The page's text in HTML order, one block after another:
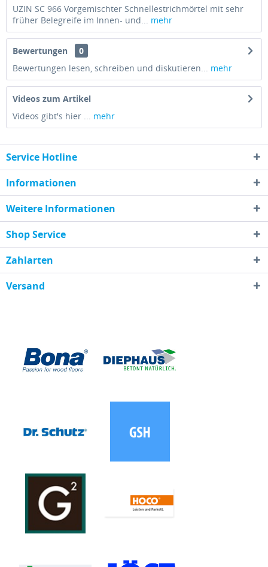
UZIN SC 966 Vorgemischter Schnellestrichmörtel mit sehr
früher Belegreife im Innen- und... mehr
Bewertungen
0
Bewertungen lesen, schreiben und diskutieren... mehr
Videos zum Artikel
Videos gibt's hier ... mehr
Service Hotline
Informationen
Weitere Informationen
Shop Service
Zahlarten
Versand